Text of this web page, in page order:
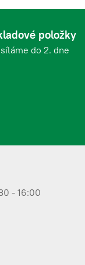
položky
do 2. dne
- 16:00